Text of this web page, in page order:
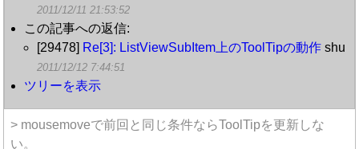
2011/12/11 21:53:52
この記事への返信:
[29478] Re[3]: ListViewSubItem上のToolTipの動作 shu
2011/12/12 7:44:51
ツリーを表示
> mousemoveで前回と同じ条件ならToolTipを更新しな
い。